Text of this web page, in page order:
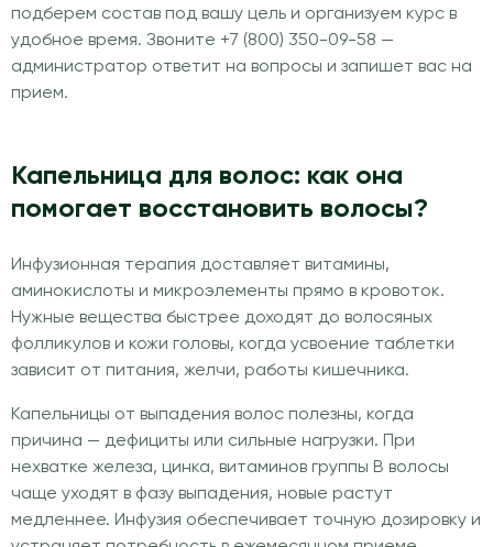
подберем состав под вашу цель и организуем курс в
удобное время. Звоните +7 (800) 350-09-58 —
администратор ответит на вопросы и запишет вас на
прием.
Капельница для волос: как она
помогает восстановить волосы?
Инфузионная терапия доставляет витамины,
аминокислоты и микроэлементы прямо в кровоток.
Нужные вещества быстрее доходят до волосяных
фолликулов и кожи головы, когда усвоение таблетки
зависит от питания, желчи, работы кишечника.
Капельницы от выпадения волос полезны, когда
причина — дефициты или сильные нагрузки. При
нехватке железа, цинка, витаминов группы B волосы
чаще уходят в фазу выпадения, новые растут
медленнее. Инфузия обеспечивает точную дозировку и